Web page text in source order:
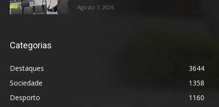
Agosto 7, 2026
Categorias
Destaques
3644
Sociedade
1358
Desporto
1160